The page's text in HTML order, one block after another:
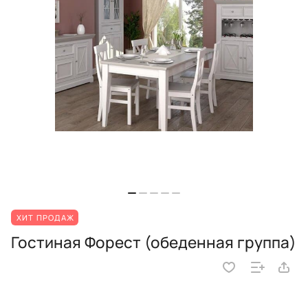
ХИТ ПРОДАЖ
Гостиная Форест (обеденная группа)